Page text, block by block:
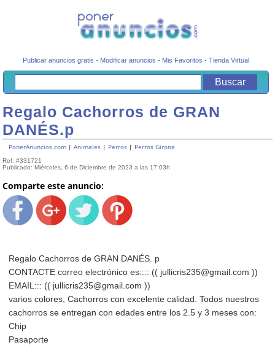
Publicar anuncios gratis - Modificar anuncios - Mis Favoritos -Tienda Virtual
Regalo Cachorros de GRAN
DANÉS.p
PonerAnuncios.com |Animales | Perros | Perros Girona
Ref. #331721
Publicado: Miércoles, 6 de Diciembre de 2023 a las 17:03h
Comparte este anuncio:
Regalo Cachorros de GRAN DANÉS. p
CONTACTE correo electrónico es:::: (( jullicris235@gmail.com ))
EMAIL::: (( jullicris235@gmail.com ))
varios colores, Cachorros con excelente calidad. Todos nuestros
cachorros se entregan con edades entre los 2.5 y 3 meses con:
Chip
Pasaporte